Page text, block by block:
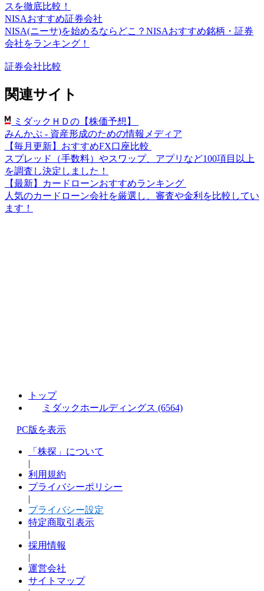
スを徹底比較！
NISAおすすめ証券会社
NISA(ニーサ)を始めるならどこ？NISAおすすめ銘柄・証券
会社をランキング！
証券会社比較
関連サイト
ミダックＨＤの【株価予想】
みんかぶ - 資産形成のための情報メディア
【毎月更新】おすすめFX口座比較
スプレッド（手数料）やスワップ、アプリなど100項目以上
を調査し決定しました！
【最新】カードローンおすすめランキング
人気のカードローン会社を厳選し、審査や金利を比較してい
ます！
トップ
ミダックホールディングス (6564)
PC版を表示
「株探」について
|
利用規約
プライバシーポリシー
|
プライバシー設定
特定商取引表示
|
採用情報
|
運営会社
サイトマップ